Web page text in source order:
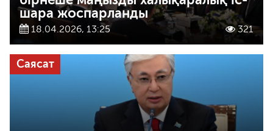
шара жоспарланды
18.04.2026, 13:25 321
Саясат